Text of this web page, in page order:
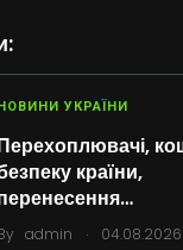
УКРАЇНИ
країни,
admin . 04.08.2026